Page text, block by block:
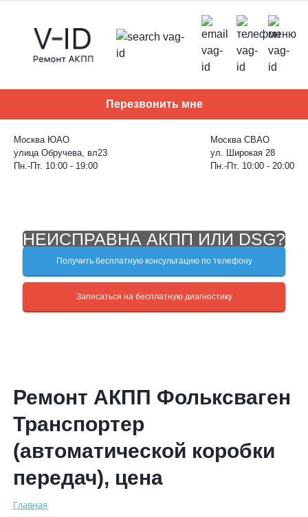
Перезвонить мне
Москва ЮАО
улица Обручева, вл23
Пн.-Пт. 10:00 - 19:00
Москва СВАО
ул. Широкая 28
Пн.-Пт. 10:00 - 20:00
НЕИСПРАВНА АКПП ИЛИ DSG?
Получить бесплатную консультацию по телефону
Записаться на бесплатную диагностику
Ремонт АКПП Фольксваген
Транспортер
(автоматической коробки
передач), цена
Главная